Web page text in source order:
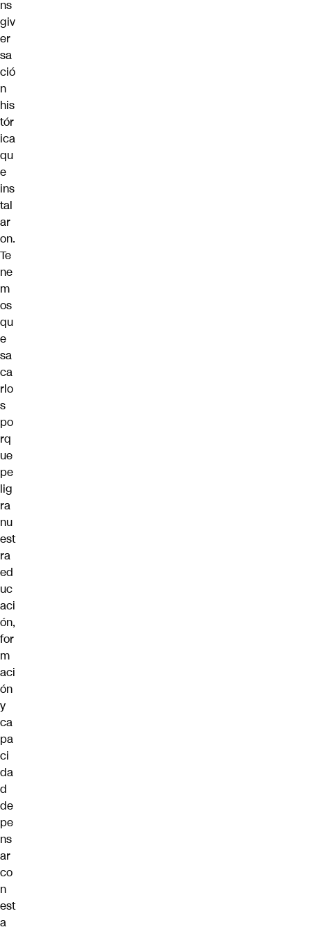
ns
giv
er
sa
ció
n
his
tór
ica
qu
e
ins
tal
ar
on.
Te
ne
m
os
qu
e
sa
ca
rlo
s
po
rq
ue
pe
lig
ra
nu
est
ra
ed
uc
aci
ón,
for
m
aci
ón
y
ca
pa
ci
da
d
de
pe
ns
ar
co
n
est
a